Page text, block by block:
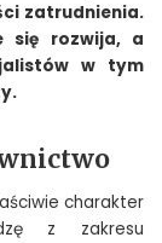
zatrudnienia.
się rozwija, a
w tym
charakter
z zakresu